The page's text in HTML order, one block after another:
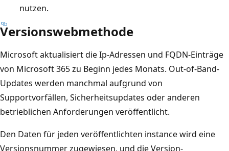
nutzen.
Versionswebmethode
Microsoft aktualisiert die Ip-Adressen und FQDN-Einträge
von Microsoft 365 zu Beginn jedes Monats. Out-of-Band-
Updates werden manchmal aufgrund von
Supportvorfällen, Sicherheitsupdates oder anderen
betrieblichen Anforderungen veröffentlicht.
Den Daten für jeden veröffentlichten instance wird eine
Versionsnummer zugewiesen, und die Version-